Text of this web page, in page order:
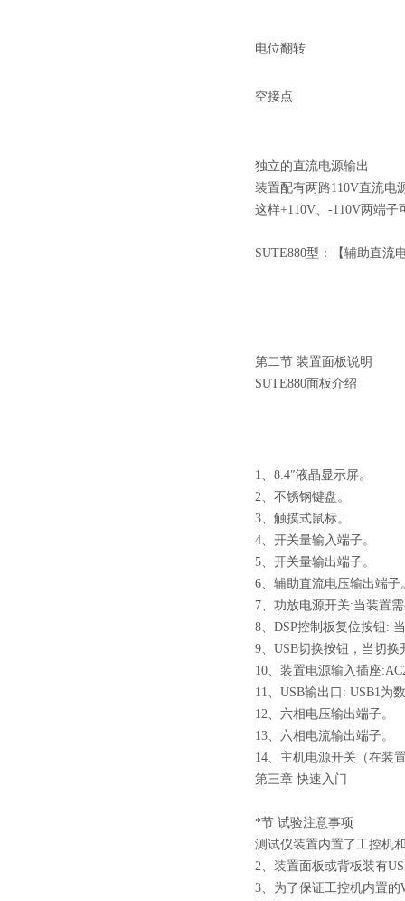
电位翻转
空接点
独立的直流电源输出
装置配有两路110V直流电
这样+110V、-110V两端子
SUTE880型：【辅助直流
第二节 装置面板说明
SUTE880面板介绍
1、8.4″液晶显示屏。
2、不锈钢键盘。
3、触摸式鼠标。
4、开关量输入端子。
5、开关量输出端子。
6、辅助直流电压输出端子
7、功放电源开关:当装置
8、DSP控制板复位按钮:
9、USB切换按钮，当切
10、装置电源输入插座
11、USB输出口: USB1为
12、六相电压输出端子。
13、六相电流输出端子。
14、主机电源开关（在装
第三章 快速入门
*节 试验注意事项
测试仪装置内置了工控机
2、装置面板或背板装有
3、为了保证工控机内置